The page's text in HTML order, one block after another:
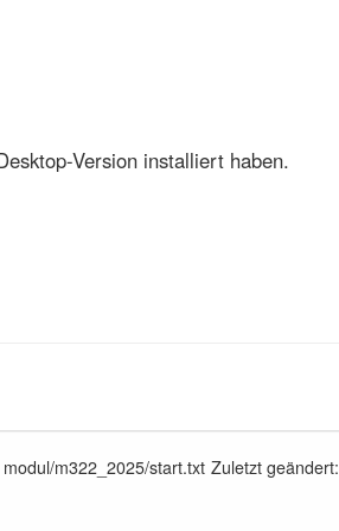
Version installiert haben.
modul/m322_2025/start.txt Zuletzt geändert: